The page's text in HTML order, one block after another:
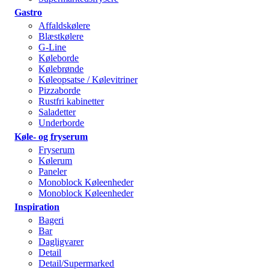
Gastro
Affaldskølere
Blæstkølere
G-Line
Køleborde
Kølebrønde
Køleopsatse / Kølevitriner
Pizzaborde
Rustfri kabinetter
Saladetter
Underborde
Køle- og fryserum
Fryserum
Kølerum
Paneler
Monoblock Køleenheder
Monoblock Køleenheder
Inspiration
Bageri
Bar
Dagligvarer
Detail
Detail/Supermarked